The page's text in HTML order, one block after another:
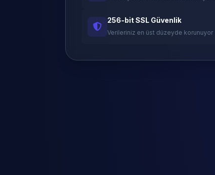
256-bit SSL Güvenlik
Verileriniz en üst düzeyde korunuyor